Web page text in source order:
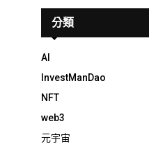
分類
AI
InvestManDao
NFT
web3
元宇宙